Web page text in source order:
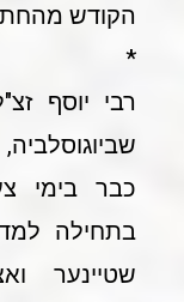
הקודש
*
רבי יוסף
כבר בימי
בתחילה
שטיינער